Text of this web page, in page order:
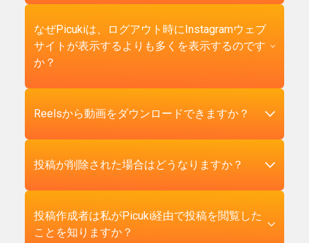
PicukiはInstagram自体が生成するすべての
Instagram投稿URLフォーマットを受け入れま
す。通常のフィード投稿は
IGTV動画はinstagram.com/tv/CODEを使用しま
は11文字の投稿コード単体も受け入れます。貼
ータは自動的に削除され、末尾のスラッシュも
処理されます。Instagramの共有メニューからリ
なぜPicukiは、ログアウト時にInstagramウェブ
サイトが表示するよりも多くを表示するのです
か？
ログアウト状態でInstagram投稿URLを訪問する
ーダルを強制します。これは初期ページ読み込
る前に、私たちのサーバー上でInstagramの公開
コンテンツエンドポイントから投稿データを取
Reelsから動画をダウンロードできますか？
はい。Picuki経由でReelをダウンロードすると、
ロードでは、音楽、ナレーション、音響効果な
ど、クリエイターが付けたオリジナルの音声が
投稿が削除された場合はどうなりますか？
Picukiは削除された投稿を表示することはできま
せん。ユーザーやInstagramが投稿を削除する
投稿作成者は私がPicuki経由で投稿を閲覧した
ことを知りますか？